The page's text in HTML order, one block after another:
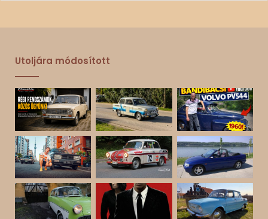
Utoljára módosított